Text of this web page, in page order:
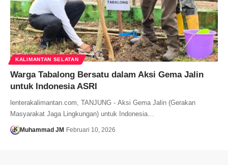
KALIMANTAN SELATAN
Warga Tabalong Bersatu dalam Aksi Gema Jalin
untuk Indonesia ASRI
lenterakalimantan.com, TANJUNG - Aksi Gema Jalin (Gerakan
Masyarakat Jaga Lingkungan) untuk Indonesia…
Muhammad JM Februari 10, 2026